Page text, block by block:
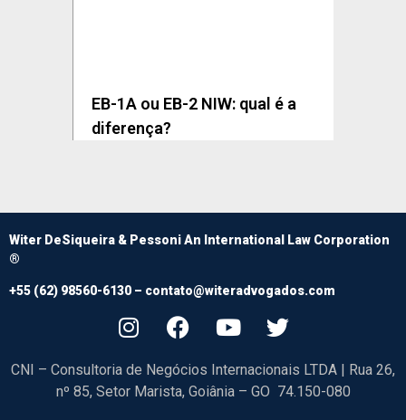
EB-1A ou EB-2 NIW: qual é a
diferença?
Witer DeSiqueira & Pessoni An International Law Corporation
®
+55 (62) 98560-6130 – contato@witeradvogados.com
CNI – Consultoria de Negócios Internacionais LTDA | Rua 26,
nº 85, Setor Marista, Goiânia – GO 74.150-080